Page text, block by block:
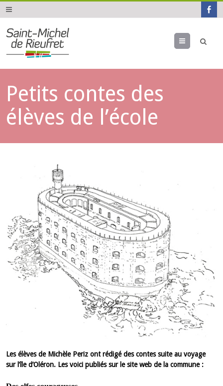
Menu
Petits contes des
élèves de l’école
Les élèves de Michèle Periz ont rédigé des contes suite au voyage
sur l’île d’Oléron. Les voici publiés sur le site web de la commune :